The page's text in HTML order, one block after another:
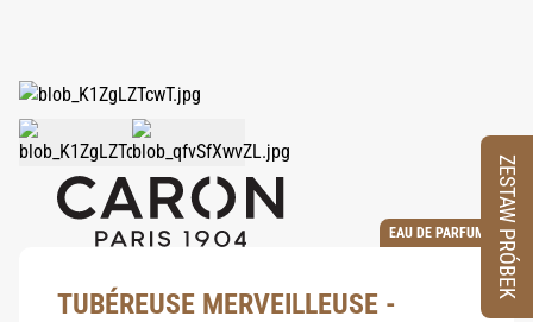
EAU DE PARFUM
TUBÉREUSE MERVEILLEUSE -
ZESTAW PRÓBEK